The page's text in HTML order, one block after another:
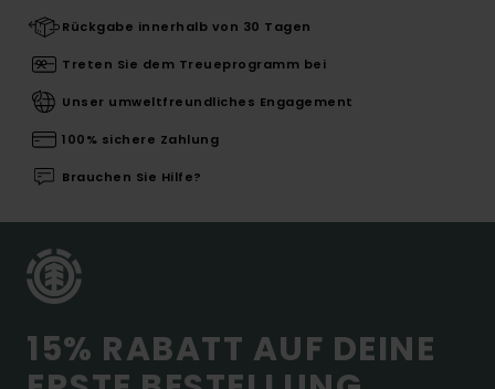
Rückgabe innerhalb von 30 Tagen
Treten Sie dem Treueprogramm bei
Unser umweltfreundliches Engagement
100% sichere Zahlung
Brauchen Sie Hilfe?
15% RABATT AUF DEINE